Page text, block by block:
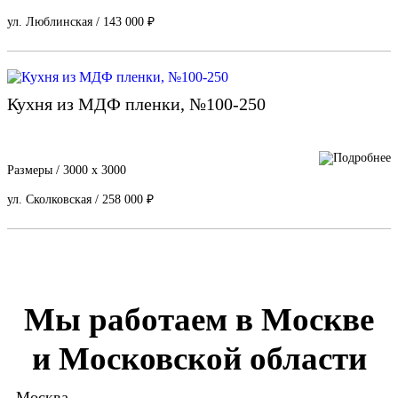
ул. Люблинская / 143 000 ₽
Кухня из МДФ пленки, №100-250
Размеры / 3000 х 3000
ул. Сколковская / 258 000 ₽
Мы работаем в Москве
и Московской области